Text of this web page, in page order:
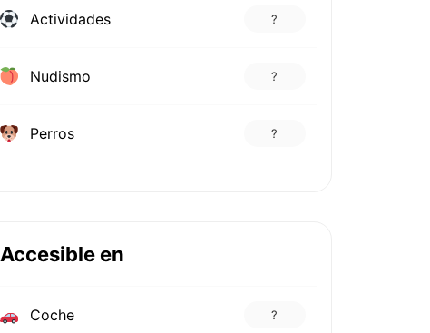
Actividades ?
Nudismo ?
Perros ?
Accesible en
Coche ?